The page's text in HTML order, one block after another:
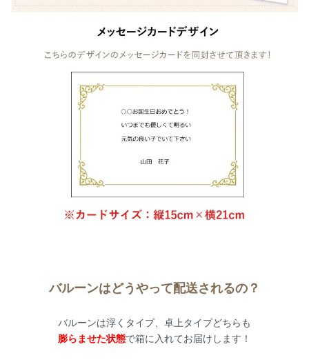
バルーンはどうやって配送されるの？
バルーンは浮くタイプ、卓上タイプどちらも
膨らませた状態で箱に入れてお届けします！